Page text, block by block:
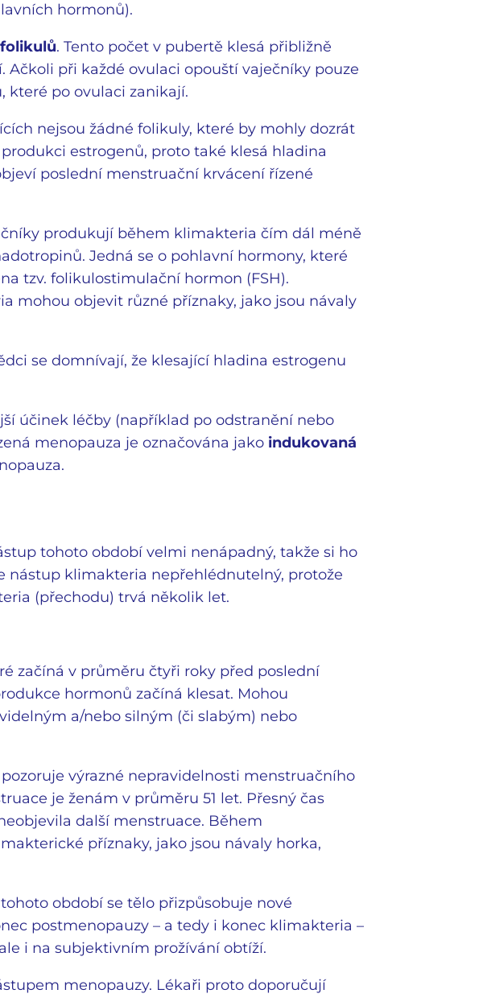
hormonů).
. Tento počet v pubertě klesá přibližně
Ačkoli při každé ovulaci opouští vaječníky pouze
které po ovulaci zanikají.
nejsou žádné folikuly, které by mohly dozrát
estrogenů, proto také klesá hladina
poslední menstruační krvácení řízené
produkují během klimakteria čím dál méně
Jedná se o pohlavní hormony, které
tzv. folikulostimulační hormon (FSH).
mohou objevit různé příznaky, jako jsou návaly
se domnívají, že klesající hladina estrogenu
účinek léčby (například po odstranění nebo
menopauza je označována jako indukovaná
tohoto období velmi nenápadný, takže si ho
nástup klimakteria nepřehlédnutelný, protože
(přechodu) trvá několik let.
začíná v průměru čtyři roky před poslední
hormonů začíná klesat. Mohou
a/nebo silným (či slabým) nebo
výrazné nepravidelnosti menstruačního
je ženám v průměru 51 let. Přesný čas
další menstruace. Během
příznaky, jako jsou návaly horka,
období se tělo přizpůsobuje nové
postmenopauzy – a tedy i konec klimakteria –
i na subjektivním prožívání obtíží.
menopauzy. Lékaři proto doporučují